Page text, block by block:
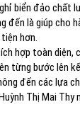
biển đảo chất
đến là giúp cho
hơn.
hợp toàn diện,
từng bước lên
đến các lựa
Thị Mai Thy